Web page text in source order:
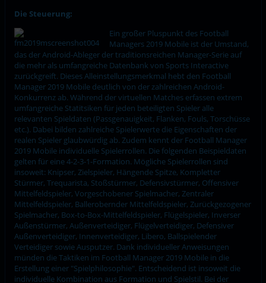
Die Steuerung:
Ein großer Pluspunkt des Football
Managers 2019 Mobile ist der Umstand,
das der Android-Ableger der traditionsreichen Manager-Serie auf
die mehr als umfangreiche Datenbank von Sports Interactive
zurückgreift. Dieses Alleinstellungsmerkmal hebt den Football
Manager 2019 Mobile deutlich von der zahlreichen Android-
Konkurrenz ab. Während der virtuellen Matches erfassen extrem
umfangreiche Statitsiken für jeden beteiligten Spieler alle
relevanten Spieldaten (Passgenauigkeit, Flanken, Fouls, Torschüsse
etc.). Dabei bilden zahlreiche Spielerwerte die Eigenschaften der
realen Spieler glaubwürdig ab. Zudem kennt der Football Manager
2019 Mobile individuelle Spielerrollen. Die folgenden Beispieldaten
gelten für eine 4-2-3-1-Formation. Mögliche Spielerrollen sind
insoweit: Knipser, Zielspieler, Hängende Spitze, Kompletter
Stürmer, Trequarista, Stoßstürmer, Defensivstürmer, Offensiver
Mittelfeldspieler, Vorgeschobener Spielmacher, Zentraler
Mittelfeldspieler, Ballerobernder Mittelfeldspieler, Zurückgezogener
Spielmacher, Box-to-Box-Mittelfeldspieler, Flügelspieler, Inverser
Außenstürmer, Außenverteidiger, Flügelverteidiger, Defensiver
Außenverteidiger, Innenverteidiger, Libero, Ballspielender
Verteidiger sowie Ausputzer. Dank individueller Anweisungen
münden die Taktiken im Football Manager 2019 Mobile in die
Erstellung einer "Spielphilosophie". Entscheidend ist insoweit die
individuelle Kombination aus Formation und Spielstil. Bei der